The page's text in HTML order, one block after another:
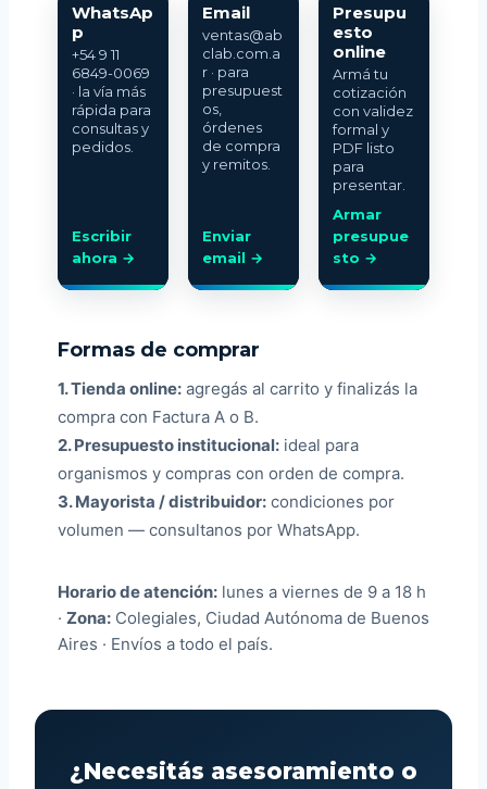
WhatsAp
p
+54 9 11
6849-0069
· la vía más
rápida para
consultas y
pedidos.
Escribir
ahora →
Email
ventas@ab
clab.com.a
r · para
presupuest
os,
órdenes
de compra
y remitos.
Enviar
email →
Presupu
esto
online
Armá tu
cotización
con validez
formal y
PDF listo
para
presentar.
Armar
presupue
sto →
Formas de comprar
1. Tienda online:agregás al carrito y finalizás la
compra con Factura A o B.
2. Presupuesto institucional:ideal para
organismos y compras con orden de compra.
3. Mayorista / distribuidor:condiciones por
volumen — consultanos por WhatsApp.
Horario de atención:lunes a viernes de 9 a 18 h
· Zona:Colegiales, Ciudad Autónoma de Buenos
Aires · Envíos a todo el país.
¿Necesitás asesoramiento o